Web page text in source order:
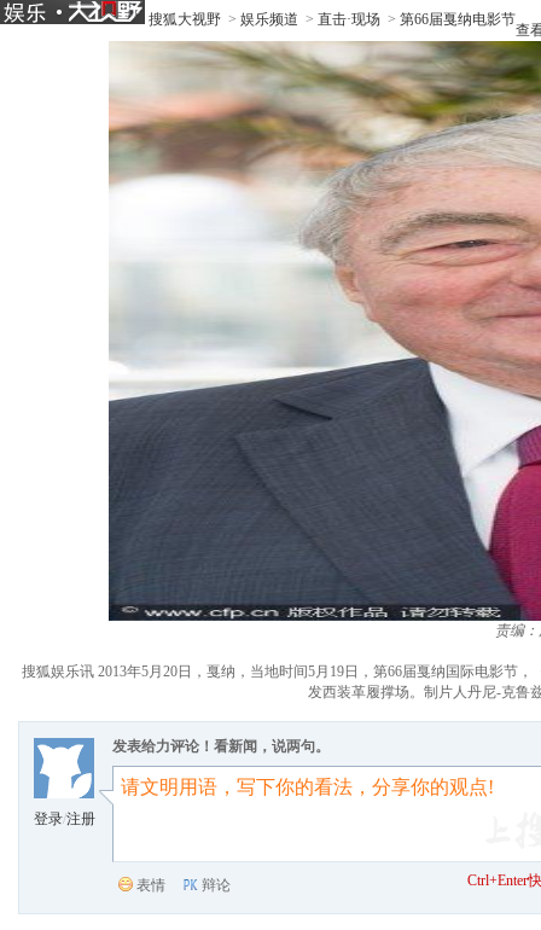
搜狐大视野 > 娱乐频道 > 直击·现场 > 第66届戛纳电影节
查
责编
搜狐娱乐讯 2013年5月20日，戛纳，当地时间5月19日，第66届戛纳国际电影节，
发西装革履撑场。制片人丹尼-克鲁
登录/注册
发表给力评论！看新闻，说两句。
表情 辩论 Ctrl+Enter